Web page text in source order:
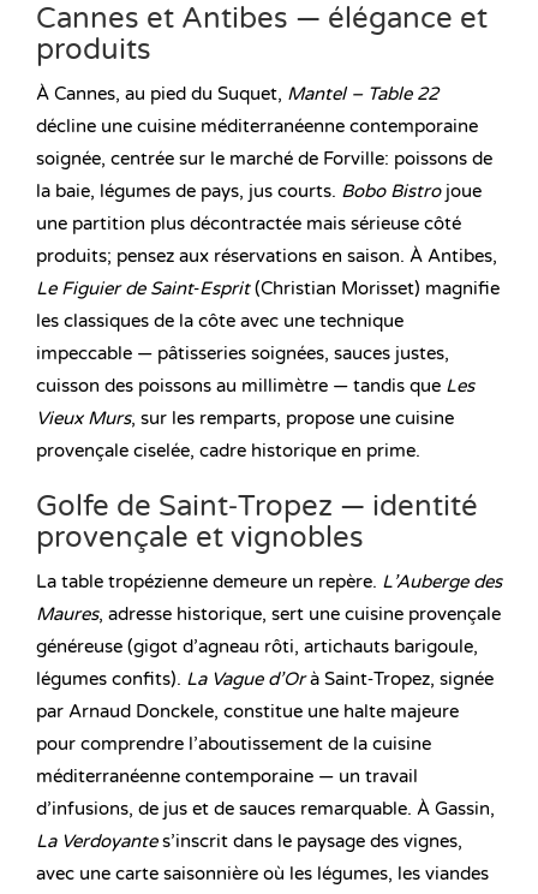
Cannes et Antibes — élégance et
produits
À Cannes, au pied du Suquet, Mantel – Table 22
décline une cuisine méditerranéenne contemporaine
soignée, centrée sur le marché de Forville: poissons de
la baie, légumes de pays, jus courts. Bobo Bistrojoue
une partition plus décontractée mais sérieuse côté
produits; pensez aux réservations en saison. À Antibes,
Le Figuier de Saint‑Esprit(Christian Morisset) magnifie
les classiques de la côte avec une technique
impeccable — pâtisseries soignées, sauces justes,
cuisson des poissons au millimètre — tandis que Les
Vieux Murs, sur les remparts, propose une cuisine
provençale ciselée, cadre historique en prime.
Golfe de Saint‑Tropez — identité
provençale et vignobles
La table tropézienne demeure un repère. L’Auberge des
Maures, adresse historique, sert une cuisine provençale
généreuse (gigot d’agneau rôti, artichauts barigoule,
légumes confits). La Vague d’Orà Saint‑Tropez, signée
par Arnaud Donckele, constitue une halte majeure
pour comprendre l’aboutissement de la cuisine
méditerranéenne contemporaine — un travail
d’infusions, de jus et de sauces remarquable. À Gassin,
La Verdoyantes’inscrit dans le paysage des vignes,
avec une carte saisonnière où les légumes, les viandes